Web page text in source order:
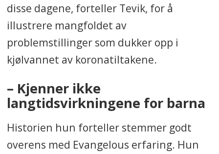
disse dagene, forteller Tevik, for å
illustrere mangfoldet av
problemstillinger som dukker opp i
kjølvannet av koronatiltakene.
– Kjenner ikke
langtidsvirkningene for barna
Historien hun forteller stemmer godt
overens med Evangelous erfaring. Hun